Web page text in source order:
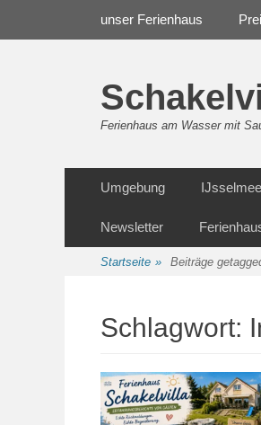
unser Ferienhaus
Ferienhaus am Wasser mit
Inhalt
Umgebung
Newsletter
Startseite » Beiträge
Schlagwort: